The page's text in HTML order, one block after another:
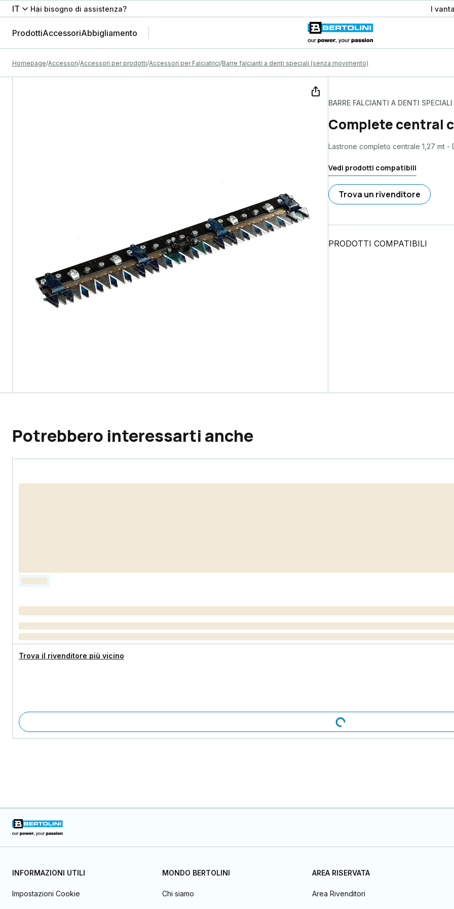
IT Hai bisogno di assistenza? I
ProdottiAccessoriAbbigliamento
Homepage Accessori Accessori per prodotti Accessori per Falciatrici Barre falcianti a denti speciali (senza movimento)
BARRE FALCIANTI A DENTI
Complete central
Lastrone completo centrale 1,27 mt -
Vedi prodotti compatibili
Trova un rivenditore
PRODOTTI COMPATIBILI
Potrebbero interessarti anche
Trova il rivenditore più vicino
INFORMAZIONI UTILI
Impostazioni Cookie
MONDO BERTOLINI
Chi siamo
AREA RISERVATA
Area Rivenditori